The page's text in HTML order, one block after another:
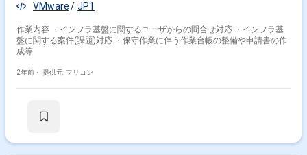
VMware
JP1
作業内容 ・インフラ基盤に関するユーザからの問合せ対応 ・インフラ基
盤に関する案件(課題)対応 ・保守作業に伴う作業台帳の整備や申請書の作
成等
2年前・ 提供元: フリコン